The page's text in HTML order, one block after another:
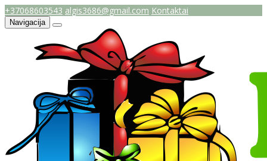
+37068603543 algis3686@gmail.com Kontaktai
Navigacija